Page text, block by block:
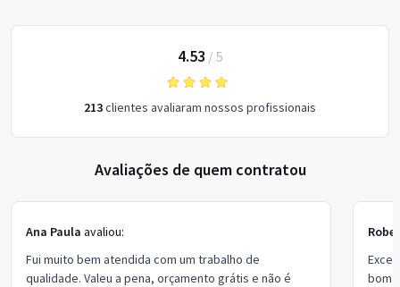
4.53 / 5
213clientes avaliaram nossos profissionais
Avaliações de quem contratou
Ana Paula avaliou:
Fui muito bem atendida com um trabalho de
qualidade. Valeu a pena, orçamento grátis e não é
bom